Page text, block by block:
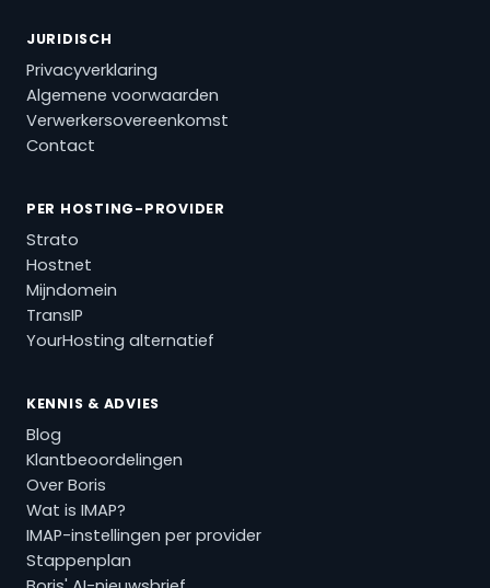
JURIDISCH
Privacyverklaring
Algemene voorwaarden
Verwerkersovereenkomst
Contact
PER HOSTING-PROVIDER
Strato
Hostnet
Mijndomein
TransIP
YourHosting alternatief
KENNIS & ADVIES
Blog
Klantbeoordelingen
Over Boris
Wat is IMAP?
IMAP-instellingen per provider
Stappenplan